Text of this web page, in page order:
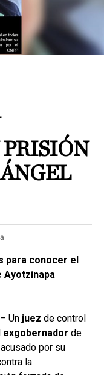
PRISIÓN
para conocer el
Ayotzinapa
– Un juez de control
exgobernador de
por su
la